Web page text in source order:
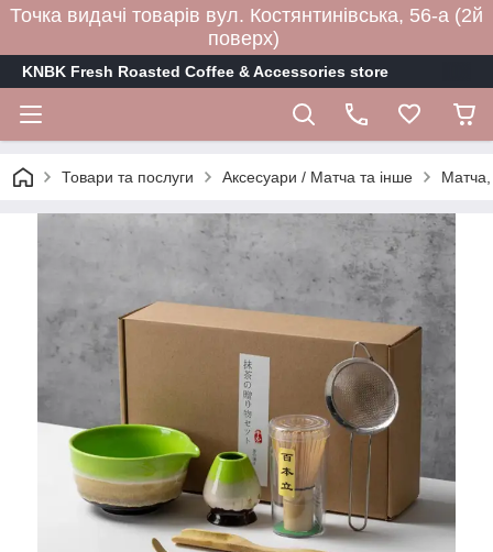
Точка видачі товарів вул. Костянтинівська, 56-а (2й
поверх)
KNBK Fresh Roasted Coffee & Accessories store
Товари та послуги Аксесуари / Матча та інше Матча,